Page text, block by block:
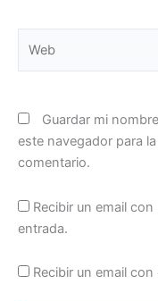
Guardar mi
este navegador para
comentario.
Recibir un email
entrada.
Recibir un email